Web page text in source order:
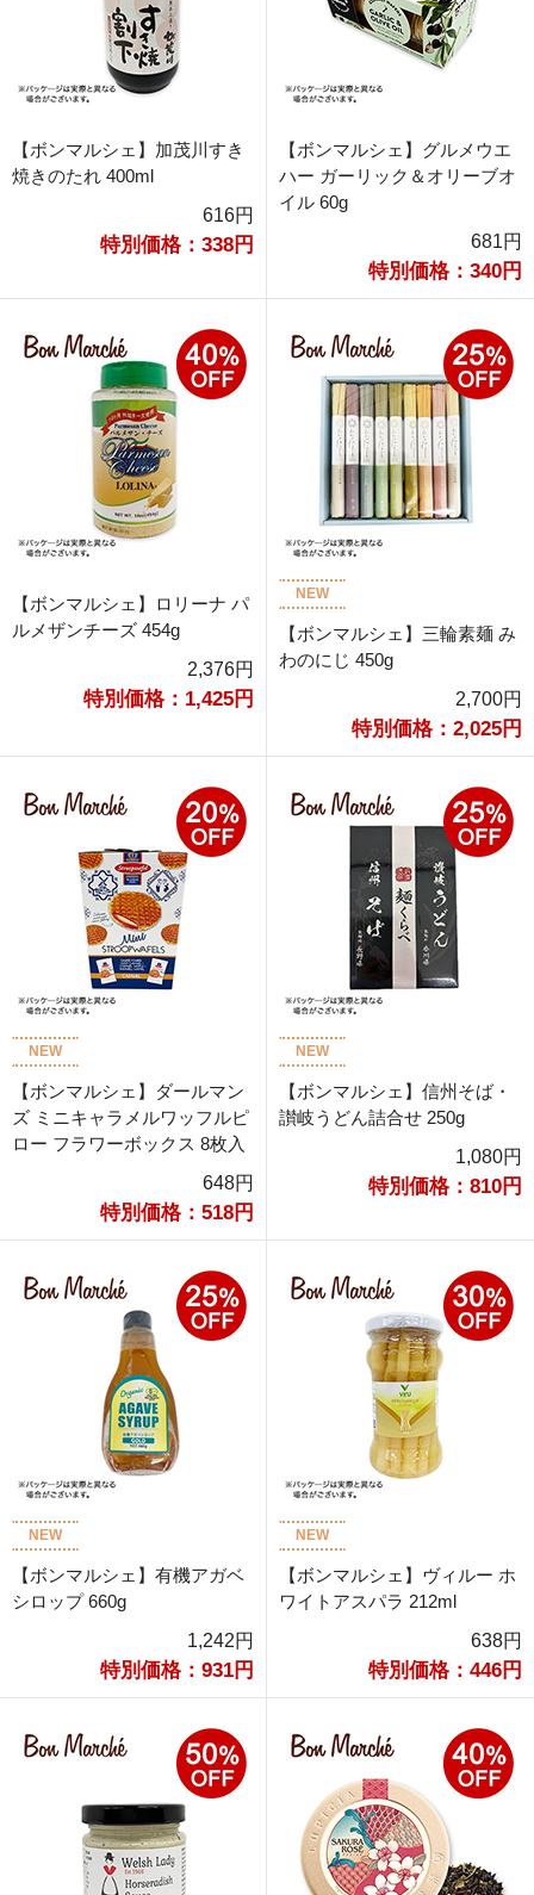
【ボンマルシェ】加茂川すき
焼きのたれ 400ml
616円
特別価格：338円
【ボンマルシェ】グルメウエ
ハー ガーリック＆オリーブオ
イル 60g
681円
特別価格：340円
【ボンマルシェ】ロリーナ パ
ルメザンチーズ 454g
2,376円
特別価格：1,425円
NEW
【ボンマルシェ】三輪素麺 み
わのにじ 450g
2,700円
特別価格：2,025円
NEW
【ボンマルシェ】ダールマン
ズ ミニキャラメルワッフルピ
ロー フラワーボックス 8枚入
648円
特別価格：518円
NEW
【ボンマルシェ】信州そば・
讃岐うどん詰合せ 250g
1,080円
特別価格：810円
NEW
【ボンマルシェ】有機アガベ
シロップ 660g
1,242円
特別価格：931円
NEW
【ボンマルシェ】ヴィルー ホ
ワイトアスパラ 212ml
638円
特別価格：446円